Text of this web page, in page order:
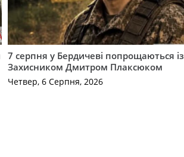
7 серпня у Бердичеві попрощаються із
Захисником Дмитром Плаксюком
Четвер, 6 Серпня, 2026